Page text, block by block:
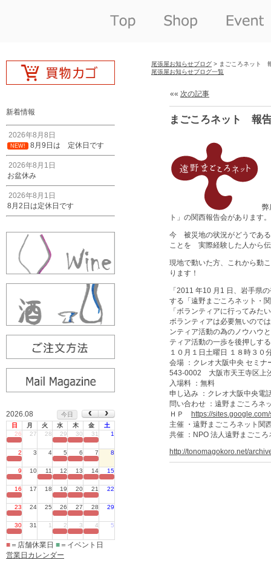
新着情報
2026年8月8日
NEW! 8月9日は 定休日です
2026年8月1日
お盆休み
2026年8月1日
8月2日は定休日です
2026.08
今日
日
月 火 水 木 金
土
26
27 28 29 30 31 1
2 3 4 5 6 7 8
9 10 11 12 13 14 15
16 17 18 19 20 21 22
23 24 25 26 27 28 29
30 31 1 2 3 4 5
■ ＝店舗休業日 ■ ＝イベント日
営業日カレンダー
尾張屋お知らせブログ > まごころネット
尾張屋お知らせブログ一覧
«« 次の記事
まごころネット 報
弊
ト」の関西報告会があります。
今 被災地の状況がどうであ
ことを 実際経験した人から
現地で動いた方、これから動
ります！
「2011 年10 月1 日、岩手県
する「遠野まごころネット・
「ボランティアに行ってみた
ボランティアは必要無いので
ンティア活動の為のノウハウ
ティア活動の一歩を後押しす
１０月１日土曜日 １８時３０
会場 ：クレオ大阪中央 セミ
543-0002 大阪市天王寺区上
入場料 ：無料
申し込み ：クレオ大阪中央
問い合わせ ：遠野まごころ
ＨＰ
https://
主催 ・遠野まごころネット関
共催 ：NPO 法人遠野まごころ
http://tonomagokoro.net/